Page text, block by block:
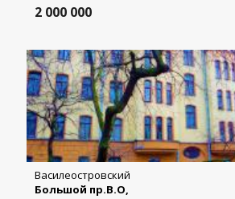
2 000 000
Василеостровский
Большой пр.В.О,